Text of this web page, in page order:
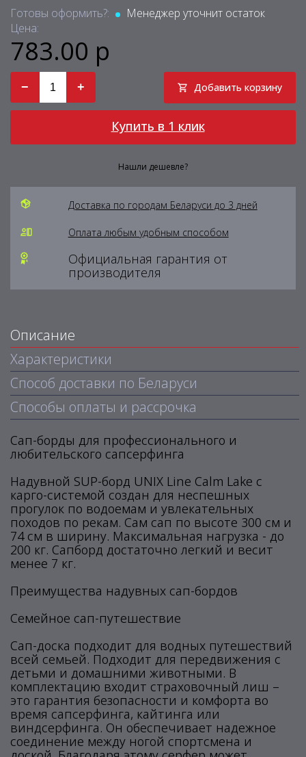
Готовы оформить?:
Менеджер уточнит остаток
Цена:
783.00 р
− + Добавить корзину
Купить в 1 клик
Нашли дешевле?
Доставка по городам Беларуси до 3 дней
Оплата любым удобным способом
Официальная гарантия от
производителя
Описание
Характеристики
Способ доставки по Беларуси
Способы оплаты и рассрочка
Сап-борды для профессионального и
любительского сапсерфинга
Надувной SUP-борд UNIX Line Calm Lake с
карго-системой создан для неспешных
прогулок по водоемам и увлекательных
походов по рекам. Сам сап по высоте 300 см и
74 см в ширину. Максимальная нагрузка - до
200 кг. Сапборд достаточно легкий и весит
менее 7 кг.
Преимущества надувных сап-бордов
Семейное сап-путешествие
Сап-доска подходит для водных путешествий
всей семьей. Подходит для передвижения с
детьми и домашними животными. В
комплектацию входит страховочный лиш –
это гарантия безопасности и комфорта во
время сапсерфинга, кайтинга или
виндсерфинга. Он обеспечивает надежное
соединение между ногой спортсмена и